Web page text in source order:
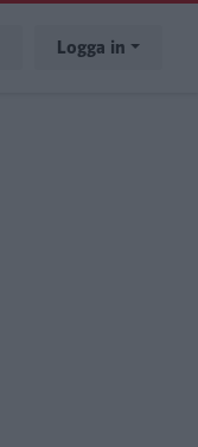
Logga in